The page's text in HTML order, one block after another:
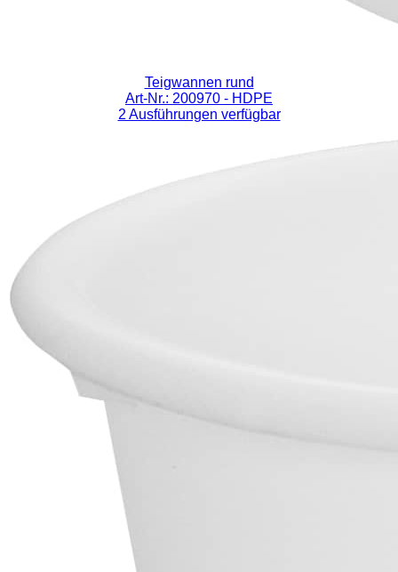
Teigwannen rund
Art-Nr.: 200970 - HDPE
2 Ausführungen verfügbar